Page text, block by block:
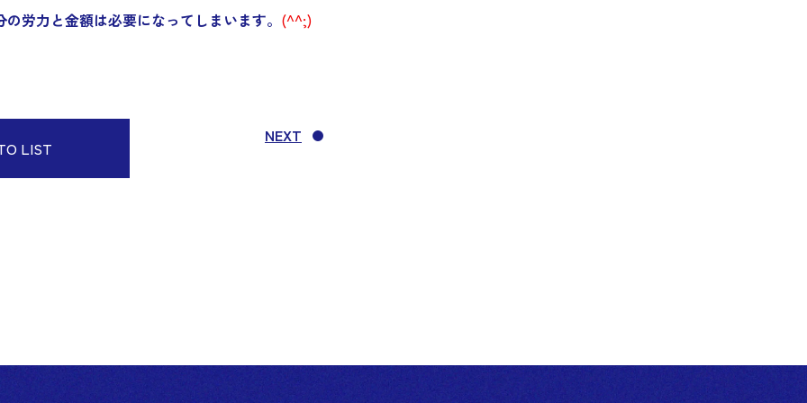
労力と金額は必要になってしまいます。 (^^;)
NEXT
LIST